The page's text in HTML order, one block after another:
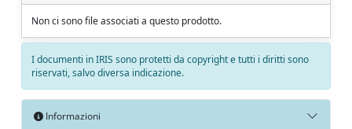
Non ci sono file associati a questo prodotto.
I documenti in IRIS sono protetti da copyright e tutti i diritti sono
riservati, salvo diversa indicazione.
Informazioni